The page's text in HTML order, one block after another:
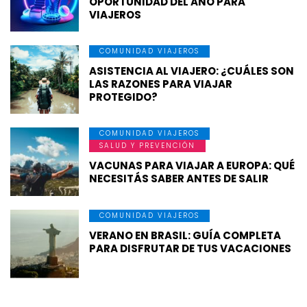
VIAJEROS
COMUNIDAD VIAJEROS
ASISTENCIA AL VIAJERO: ¿CUÁLES SON
LAS RAZONES PARA VIAJAR
PROTEGIDO?
COMUNIDAD VIAJEROS
SALUD Y PREVENCIÓN
VACUNAS PARA VIAJAR A EUROPA: QUÉ
NECESITÁS SABER ANTES DE SALIR
COMUNIDAD VIAJEROS
VERANO EN BRASIL: GUÍA COMPLETA
PARA DISFRUTAR DE TUS VACACIONES